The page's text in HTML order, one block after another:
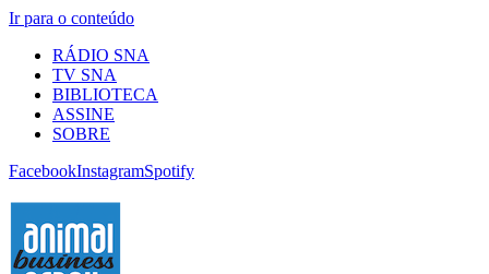
Ir para o conteúdo
RÁDIO SNA
TV SNA
BIBLIOTECA
ASSINE
SOBRE
FacebookInstagramSpotify